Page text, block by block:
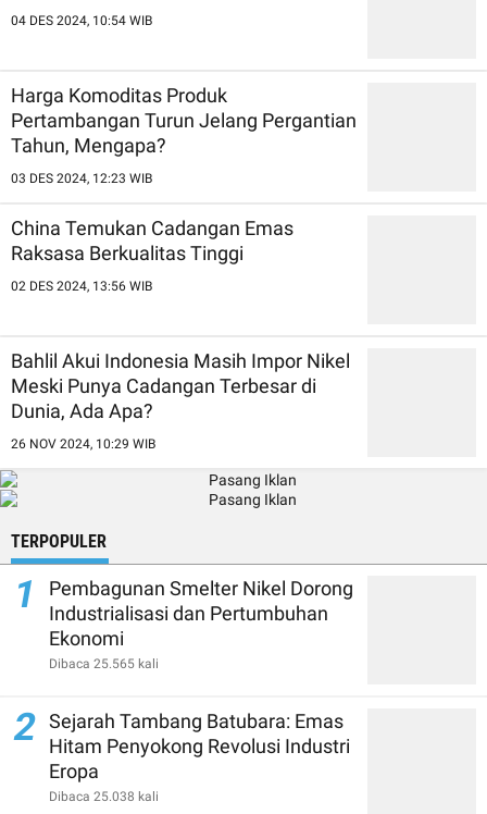
04 DES 2024, 10:54 WIB
Harga Komoditas Produk
Pertambangan Turun Jelang Pergantian
Tahun, Mengapa?
03 DES 2024, 12:23 WIB
China Temukan Cadangan Emas
Raksasa Berkualitas Tinggi
02 DES 2024, 13:56 WIB
Bahlil Akui Indonesia Masih Impor Nikel
Meski Punya Cadangan Terbesar di
Dunia, Ada Apa?
26 NOV 2024, 10:29 WIB
TERPOPULER
1
Pembagunan Smelter Nikel Dorong
Industrialisasi dan Pertumbuhan
Ekonomi
Dibaca 25.565 kali
2 Sejarah Tambang Batubara: Emas
Hitam Penyokong Revolusi Industri
Eropa
Dibaca 25.038 kali